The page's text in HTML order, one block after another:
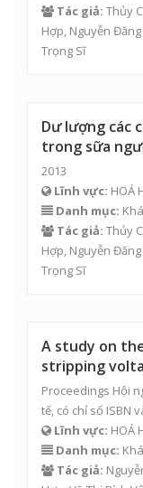
Tác giả: Thủy
Hợp, Nguyễn
Trọng Sĩ
Dư lượng các
trong sữa
2013
Lĩnh vực: HOÁ
Danh mục:
Tác giả: Thủy
Hợp, Nguyễn
Trọng Sĩ
A study on
stripping
Proceedings Hội
tế, có chỉ số ISBN
Lĩnh vực: HOÁ
Danh mục:
Tác giả: